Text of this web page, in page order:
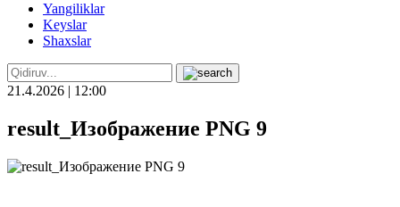
Yangiliklar
Keyslar
Shaxslar
21.4.2026 | 12:00
result_Изображение PNG 9